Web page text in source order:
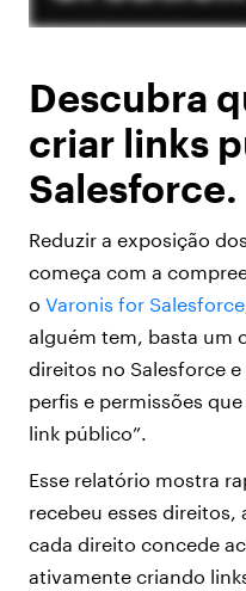
Descubra
criar links
Salesforce.
Reduzir a exposição
começa com a
o Varonis for Salesforce
alguém tem, basta um
direitos no Salesforce
perfis e permissões
link público”.
Esse relatório mostra
recebeu esses direitos,
cada direito concede
ativamente criando